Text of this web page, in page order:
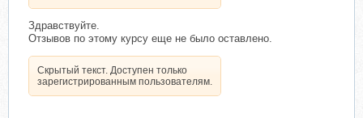
Здравствуйте.
Отзывов по этому курсу еще не было оставлено.
Скрытый текст. Доступен только
зарегистрированным пользователям.